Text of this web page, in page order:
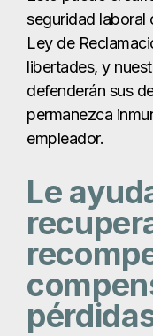
seguridad laboral
Ley de
libertades, y
defenderán sus
permanezca
empleador.
Le